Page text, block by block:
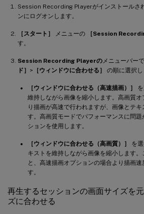
Session Recording Playerがインストールさ
ンにログオンします。
［スタート］ メニューの ［Session
す。
Session Recording Playerの メニューバーで
ド］ > ［ウィンドウに合わせる］ の順に選択し
［ウィンドウに合わせる（高速描画）］
維持しながら画像を縮小します。高画質オ
り描画が高速で行われますが、画像とテキ
す。高画質モードでパフォーマンスに問
ションを使用します。
［ウィンドウに合わせる（高画質）］
を
キストを維持しながら画像を縮小します
と、高速描画オプションの場合より描画
す。
再生するセッションの画面サイズを
ズに合わせる